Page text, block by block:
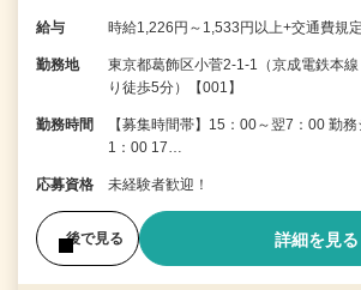
給与 時給1,226円～1,533円以上+交通費規
勤務地
東京都葛飾区小菅2-1-1（京成電鉄本
り徒歩5分）【001】
勤務時間
【募集時間帯】15：00～翌7：00 勤
1：00 17…
応募資格 未経験者歓迎！
後で見る 詳細を見る